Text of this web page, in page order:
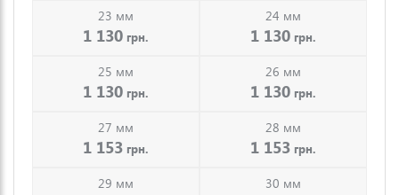
23 мм
1 130 грн.
24 мм
1 130 грн.
25 мм
1 130 грн.
26 мм
1 130 грн.
27 мм
1 153 грн.
28 мм
1 153 грн.
29 мм 30 мм